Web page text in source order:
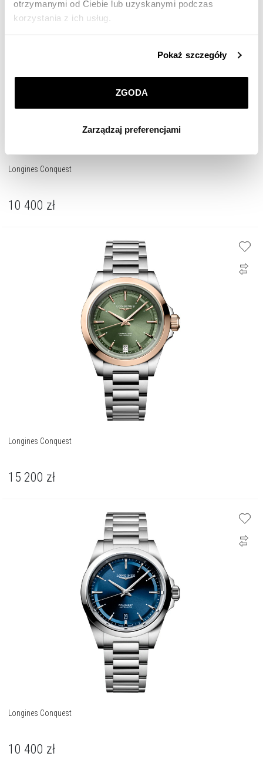
otrzymanymi od Ciebie lub uzyskanymi podczas
korzystania z ich usług.
przez nas plików cookie znajdziesz wPolityce
korzystamy. Możesz również wybrać jaki rodzaj plików
dokonać zmiany wybranych przez Ciebie plików cookie.
Pokaż szczegóły
ZGODA
Zarządzaj preferencjami
Longines Conquest
10 400 zł
Longines Conquest
15 200 zł
Longines Conquest
10 400 zł